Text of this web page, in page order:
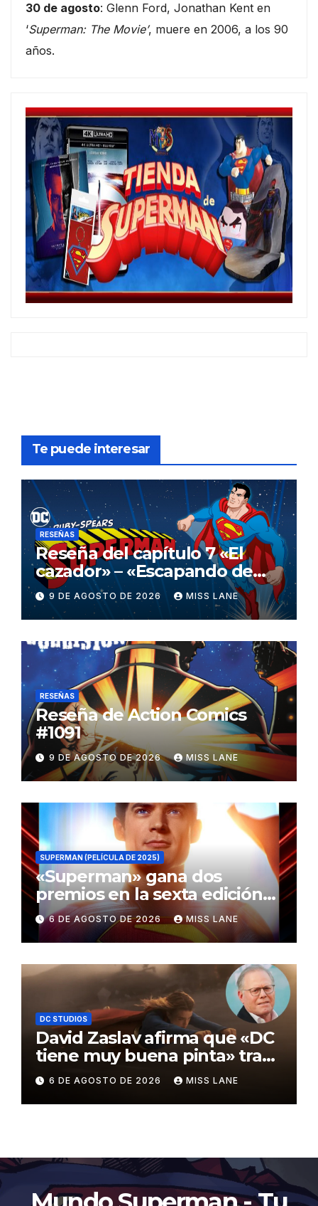
30 de agosto: Glenn Ford, Jonathan Kent en
‘Superman: The Movie’, muere en 2006, a los 90
años.
Te puede interesar
RESEÑAS
Reseña del capítulo 7 «El
cazador» – «Escapando de
casa» de «Superman»
9 DE AGOSTO DE 2026 MISS LANE
RESEÑAS
Reseña de Action Comics
#1091
9 DE AGOSTO DE 2026 MISS LANE
SUPERMAN (PELÍCULA DE 2025)
«Superman» gana dos
premios en la sexta edición
de los Critics Choice Super
Awards
6 DE AGOSTO DE 2026 MISS LANE
DC STUDIOS
David Zaslav afirma que «DC
tiene muy buena pinta» tras
el fracaso de «Supergirl»
6 DE AGOSTO DE 2026 MISS LANE